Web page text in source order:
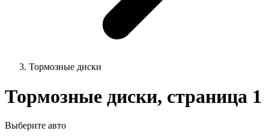
Тормозные диски
Тормозные диски, страница 1
Выберите авто